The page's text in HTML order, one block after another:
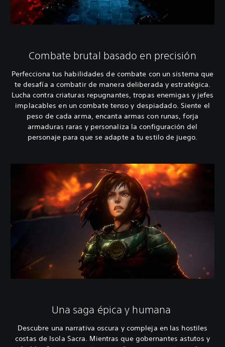
Combate brutal basado en precisión
Perfecciona tus habilidades de combate con un sistema que
te desafía a combatir de manera deliberada y estratégica.
Lucha contra criaturas repugnantes, tropas enemigas y jefes
implacables en un combate tenso y despiadado. Siente el
peso de cada arma, encanta armas con runas, forja
armaduras raras y personaliza la configuración del
personaje para que se adapte a tu estilo de juego.
Una saga épica y humana
Descubre una narrativa oscura y compleja en las hostiles
costas de Isola Sacra. Mientras que gobernantes astutos y